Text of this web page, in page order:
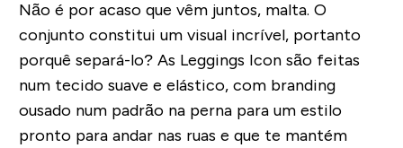
Não é por acaso que vêm juntos, malta. O
conjunto constitui um visual incrível, portanto
porquê separá-lo? As Leggings Icon são feitas
num tecido suave e elástico, com branding
ousado num padrão na perna para um estilo
pronto para andar nas ruas e que te mantém